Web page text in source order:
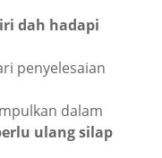
dah hadapi
penyelesaian
dalam
ulang silap